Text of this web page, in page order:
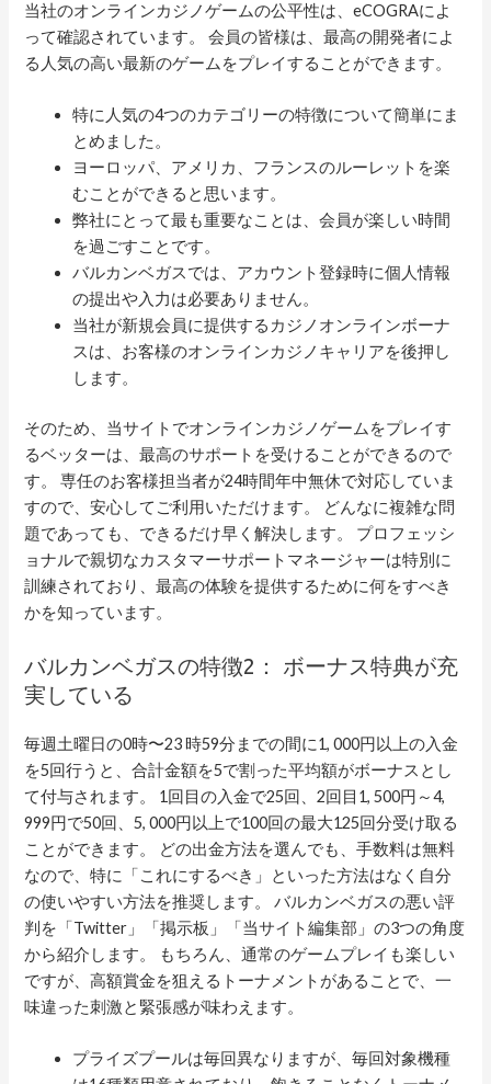
当社のオンラインカジノゲームの公平性は、eCOGRAによ
って確認されています。 会員の皆様は、最高の開発者によ
る人気の高い最新のゲームをプレイすることができます。
特に人気の4つのカテゴリーの特徴について簡単にま
とめました。
ヨーロッパ、アメリカ、フランスのルーレットを楽
むことができると思います。
弊社にとって最も重要なことは、会員が楽しい時間
を過ごすことです。
バルカンベガスでは、アカウント登録時に個人情報
の提出や入力は必要ありません。
当社が新規会員に提供するカジノオンラインボーナ
スは、お客様のオンラインカジノキャリアを後押し
します。
そのため、当サイトでオンラインカジノゲームをプレイす
るベッターは、最高のサポートを受けることができるので
す。 専任のお客様担当者が24時間年中無休で対応していま
すので、安心してご利用いただけます。 どんなに複雑な問
題であっても、できるだけ早く解決します。 プロフェッシ
ョナルで親切なカスタマーサポートマネージャーは特別に
訓練されており、最高の体験を提供するために何をすべき
かを知っています。
バルカンベガスの特徴2： ボーナス特典が充
実している
毎週土曜日の0時〜23 時59分までの間に1, 000円以上の入金
を5回行うと、合計金額を5で割った平均額がボーナスとし
て付与されます。 1回目の入金で25回、2回目1, 500円～4,
999円で50回、5, 000円以上で100回の最大125回分受け取る
ことができます。 どの出金方法を選んでも、手数料は無料
なので、特に「これにするべき」といった方法はなく自分
の使いやすい方法を推奨します。 バルカンベガスの悪い評
判を「Twitter」「掲示板」「当サイト編集部」の3つの角度
から紹介します。 もちろん、通常のゲームプレイも楽しい
ですが、高額賞金を狙えるトーナメントがあることで、一
味違った刺激と緊張感が味わえます。
プライズプールは毎回異なりますが、毎回対象機種